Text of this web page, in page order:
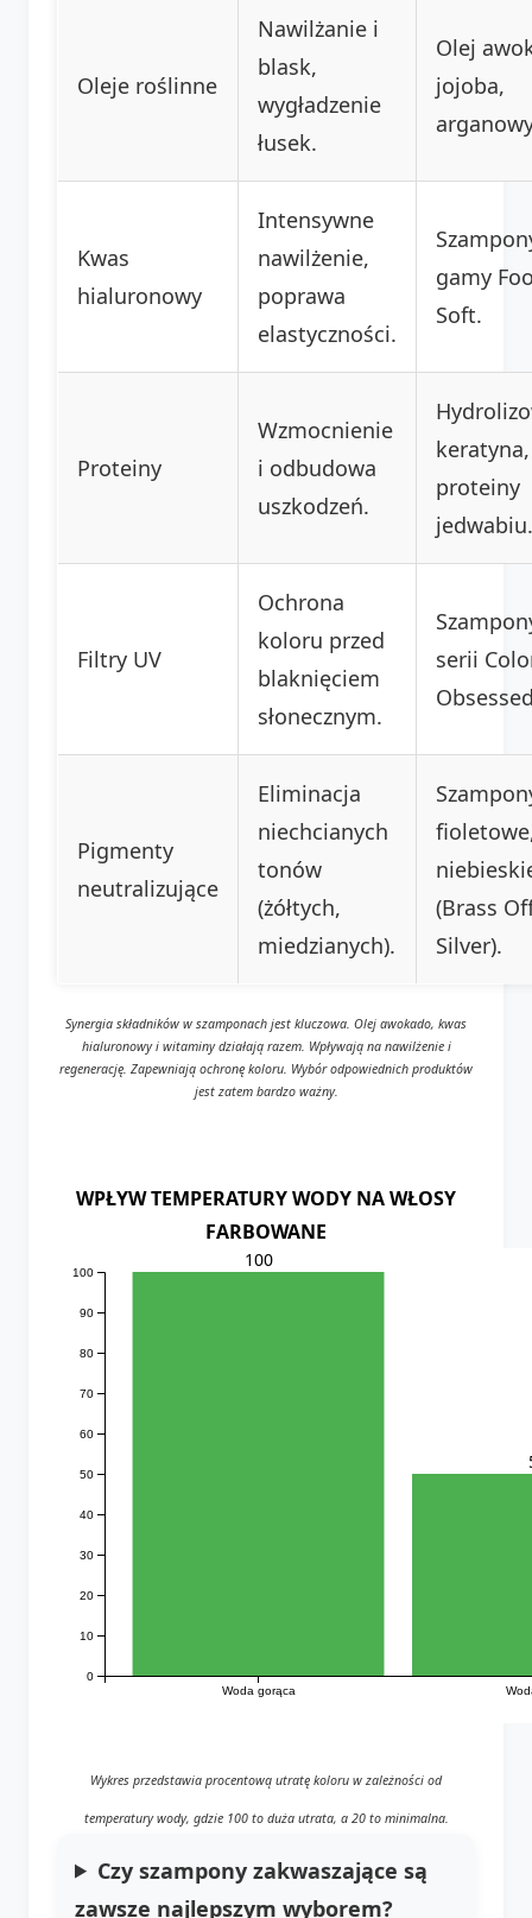
Oleje roślinne
Nawilżanie i
blask,
wygładzenie
łusek.
Olej
jojoba,
Kwas
hialuronowy
Intensywne
nawilżenie,
poprawa
elastyczności.
gamy
Soft.
Proteiny
Wzmocnienie
i odbudowa
uszkodzeń.
keratyna,
proteiny
jedwabiu.
Filtry UV
Ochrona
koloru przed
blaknięciem
słonecznym.
serii
Pigmenty
neutralizujące
Eliminacja
niechcianych
tonów
(żółtych,
miedzianych).
(Brass
Silver).
Synergia składników w szamponach jest kluczowa. Olej awokado, kwas
hialuronowy i witaminy działają razem. Wpływają na nawilżenie i
regenerację. Zapewniają ochronę koloru. Wybór odpowiednich produktów
jest zatem bardzo ważny.
WPŁYW TEMPERATURY WODY NA WŁOSY
FARBOWANE
Woda gorąca
0
10
20
30
40
50
60
70
80
90
100
100
Wykres przedstawia procentową utratę koloru w zależności od
temperatury wody, gdzie 100 to duża utrata, a 20 to minimalna.
Czy szampony zakwaszające są
zawsze najlepszym wyborem?